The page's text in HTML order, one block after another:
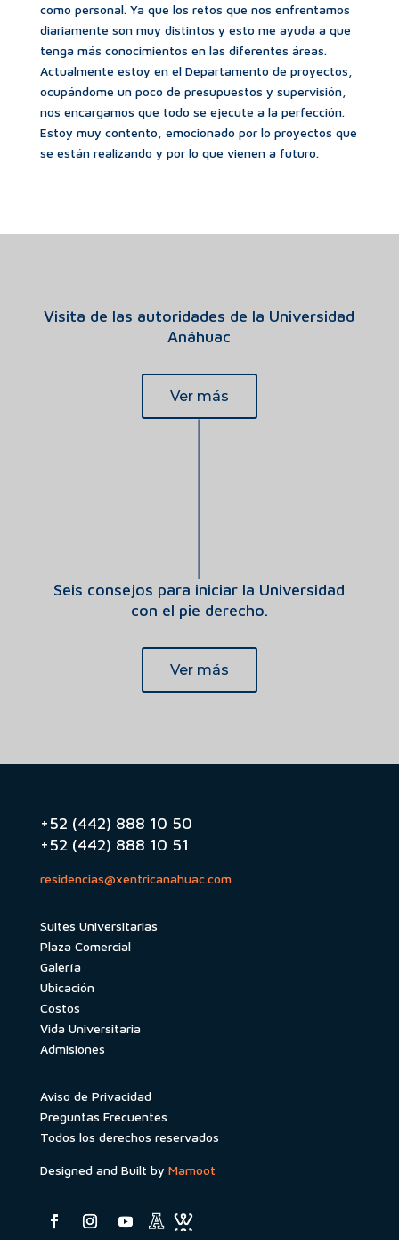
como personal. Ya que los retos que nos enfrentamos
diariamente son muy distintos y esto me ayuda a que
tenga más conocimientos en las diferentes áreas.
Actualmente estoy en el Departamento de proyectos,
ocupándome un poco de presupuestos y supervisión,
nos encargamos que todo se ejecute a la perfección.
Estoy muy contento, emocionado por lo proyectos que
se están realizando y por lo que vienen a futuro.
Visita de las autoridades de la Universidad
Anáhuac
Ver más
Seis consejos para iniciar la Universidad
con el pie derecho.
Ver más
+52 (442) 888 10 50
+52 (442) 888 10 51
residencias@xentricanahuac.com
Suites Universitarias
Plaza Comercial
Galería
Ubicación
Costos
Vida Universitaria
Admisiones
Aviso de Privacidad
Preguntas Frecuentes
Todos los derechos reservados
Designed and Built by Mamoot